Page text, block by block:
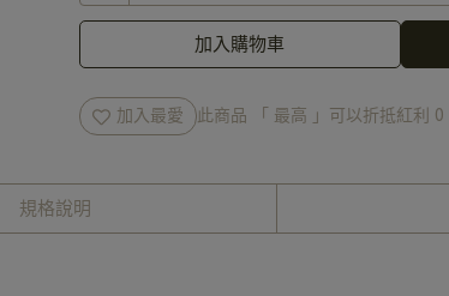
加入購物車
加入最愛 此商品 「 最高 」可以折抵紅利 0
規格說明